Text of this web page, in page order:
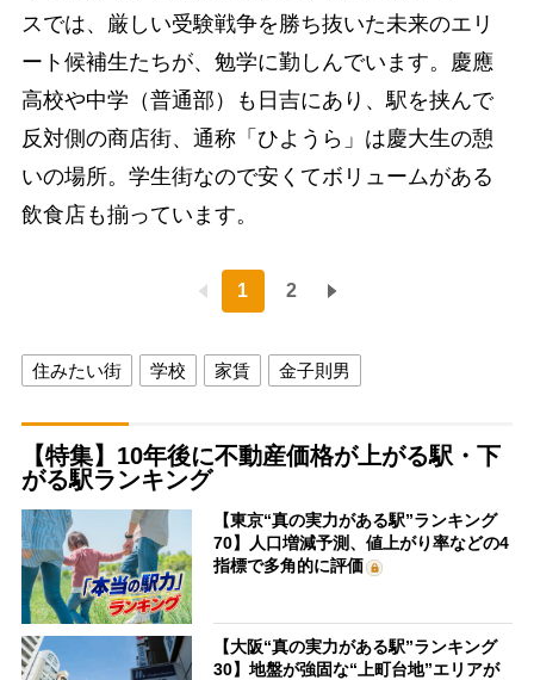
スでは、厳しい受験戦争を勝ち抜いた未来のエリ
ート候補生たちが、勉学に勤しんでいます。慶應
高校や中学（普通部）も日吉にあり、駅を挟んで
反対側の商店街、通称「ひようら」は慶大生の憩
いの場所。学生街なので安くてボリュームがある
飲食店も揃っています。
1 2
住みたい街 学校 家賃 金子則男
【特集】10年後に不動産価格が上がる駅・下
がる駅ランキング
【東京“真の実力がある駅”ランキング
70】人口増減予測、値上がり率などの4
指標で多角的に評価
【大阪“真の実力がある駅”ランキング
30】地盤が強固な“上町台地”エリアが